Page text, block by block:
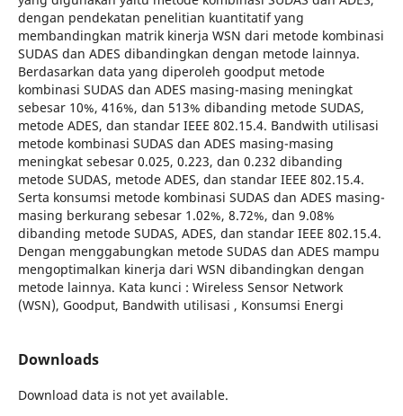
dengan pendekatan penelitian kuantitatif yang
membandingkan matrik kinerja WSN dari metode kombinasi
SUDAS dan ADES dibandingkan dengan metode lainnya.
Berdasarkan data yang diperoleh goodput metode
kombinasi SUDAS dan ADES masing-masing meningkat
sebesar 10%, 416%, dan 513% dibanding metode SUDAS,
metode ADES, dan standar IEEE 802.15.4. Bandwith utilisasi
metode kombinasi SUDAS dan ADES masing-masing
meningkat sebesar 0.025, 0.223, dan 0.232 dibanding
metode SUDAS, metode ADES, dan standar IEEE 802.15.4.
Serta konsumsi metode kombinasi SUDAS dan ADES masing-
masing berkurang sebesar 1.02%, 8.72%, dan 9.08%
dibanding metode SUDAS, ADES, dan standar IEEE 802.15.4.
Dengan menggabungkan metode SUDAS dan ADES mampu
mengoptimalkan kinerja dari WSN dibandingkan dengan
metode lainnya. Kata kunci : Wireless Sensor Network
(WSN), Goodput, Bandwith utilisasi , Konsumsi Energi
Downloads
Download data is not yet available.